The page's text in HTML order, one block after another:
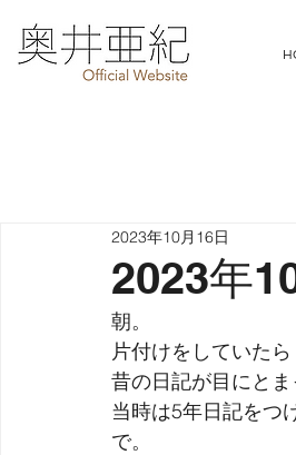
2023年
2023年10月16日
朝。
片付けをしていたら
昔の日記が目にと
当時は5年日記をつ
で。